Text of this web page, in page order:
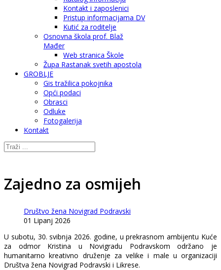
Kontakt i zaposlenici
Pristup informacijama DV
Kutić za roditelje
Osnovna škola prof. Blaž
Mađer
Web stranica Škole
Župa Rastanak svetih apostola
GROBLJE
Gis tražilica pokojnika
Opći podaci
Obrasci
Odluke
Fotogalerija
Kontakt
Zajedno za osmijeh
Društvo žena Novigrad Podravski
01 Lipanj 2026
U subotu, 30. svibnja 2026. godine, u prekrasnom ambijentu Kuće
za odmor Kristina u Novigradu Podravskom održano je
humanitarno kreativno druženje za velike i male u organizaciji
Društva žena Novigrad Podravski i Likrese.